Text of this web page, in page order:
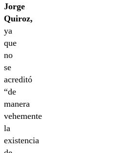
Jorge
Quiroz,
ya
que
no
se
acreditó
“de
manera
vehemente
la
existencia